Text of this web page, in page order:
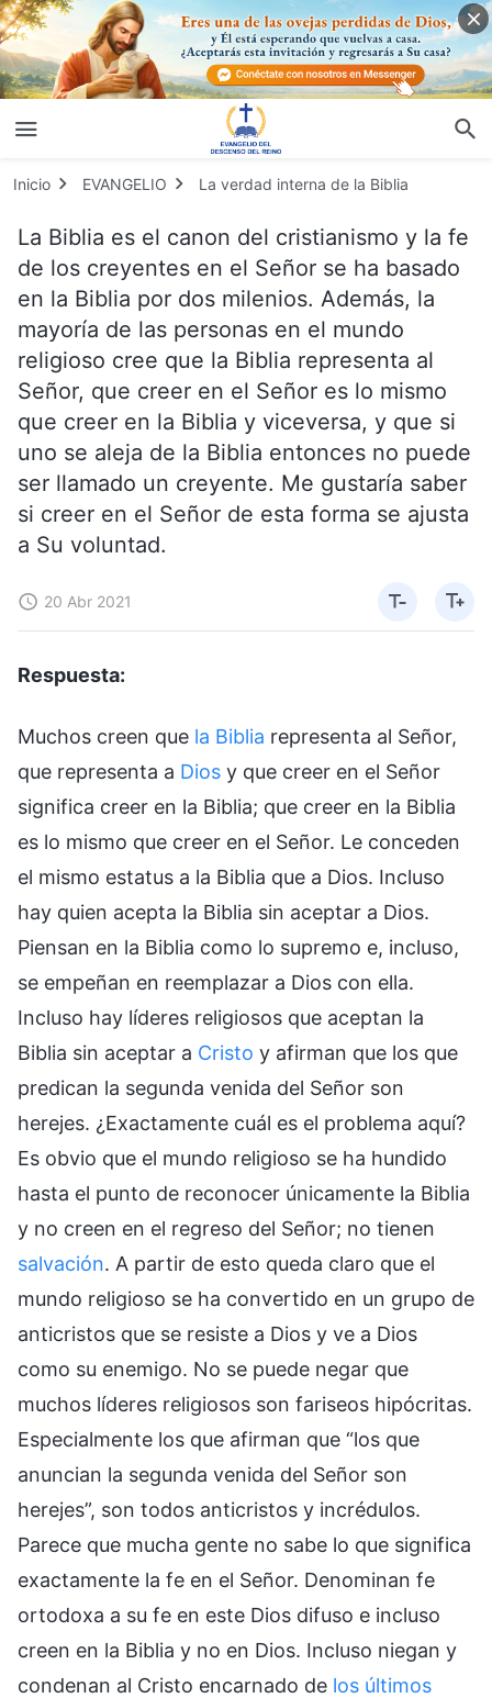
Inicio EVANGELIO La verdad interna de la Biblia
La Biblia es el canon del cristianismo y la fe
de los creyentes en el Señor se ha basado
en la Biblia por dos milenios. Además, la
mayoría de las personas en el mundo
religioso cree que la Biblia representa al
Señor, que creer en el Señor es lo mismo
que creer en la Biblia y viceversa, y que si
uno se aleja de la Biblia entonces no puede
ser llamado un creyente. Me gustaría saber
si creer en el Señor de esta forma se ajusta
a Su voluntad.
20 Abr 2021
Respuesta:
Muchos creen que la Biblia representa al Señor,
que representa a Dios y que creer en el Señor
significa creer en la Biblia; que creer en la Biblia
es lo mismo que creer en el Señor. Le conceden
el mismo estatus a la Biblia que a Dios. Incluso
hay quien acepta la Biblia sin aceptar a Dios.
Piensan en la Biblia como lo supremo e, incluso,
se empeñan en reemplazar a Dios con ella.
Incluso hay líderes religiosos que aceptan la
Biblia sin aceptar a Cristo y afirman que los que
predican la segunda venida del Señor son
herejes. ¿Exactamente cuál es el problema aquí?
Es obvio que el mundo religioso se ha hundido
hasta el punto de reconocer únicamente la Biblia
y no creen en el regreso del Señor; no tienen
salvación. A partir de esto queda claro que el
mundo religioso se ha convertido en un grupo de
anticristos que se resiste a Dios y ve a Dios
como su enemigo. No se puede negar que
muchos líderes religiosos son fariseos hipócritas.
Especialmente los que afirman que “los que
anuncian la segunda venida del Señor son
herejes”, son todos anticristos y incrédulos.
Parece que mucha gente no sabe lo que significa
exactamente la fe en el Señor. Denominan fe
ortodoxa a su fe en este Dios difuso e incluso
creen en la Biblia y no en Dios. Incluso niegan y
condenan al Cristo encarnado de los últimos